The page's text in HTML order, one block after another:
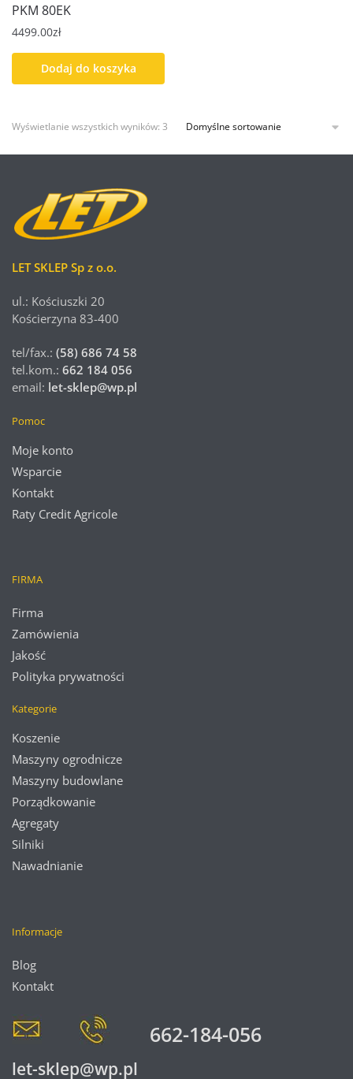
PKM 80EK
4499.00zł
Dodaj do koszyka
Wyświetlanie wszystkich wyników: 3
LET SKLEP Sp z o.o.
ul.: Kościuszki 20
Kościerzyna 83-400
tel/fax.: (58) 686 74 58
tel.kom.: 662 184 056
email: let-sklep@wp.pl
Pomoc
Moje konto
Wsparcie
Kontakt
Raty Credit Agricole
FIRMA
Firma
Zamówienia
Jakość
Polityka prywatności
Kategorie
Koszenie
Maszyny ogrodnicze
Maszyny budowlane
Porządkowanie
Agregaty
Silniki
Nawadnianie
Informacje
Blog
Kontakt
662-184-056
let-sklep@wp.pl